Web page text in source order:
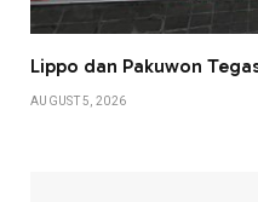
Lippo dan Pakuwon
AUGUST 5, 2026